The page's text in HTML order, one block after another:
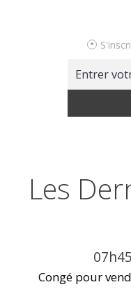
Les
07h45
Congé pour